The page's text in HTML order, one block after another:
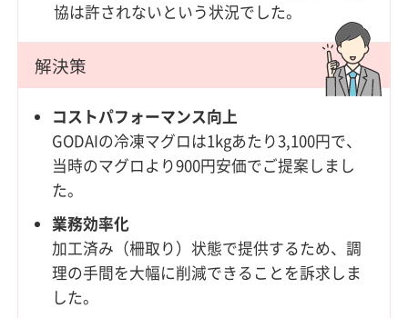
協は許されないという状況でした。
解決策
コストパフォーマンス向上
GODAIの冷凍マグロは1kgあたり3,100円で、
当時のマグロより900円安価でご提案しまし
た。
業務効率化
加工済み（柵取り）状態で提供するため、調
理の手間を大幅に削減できることを訴求しま
した。